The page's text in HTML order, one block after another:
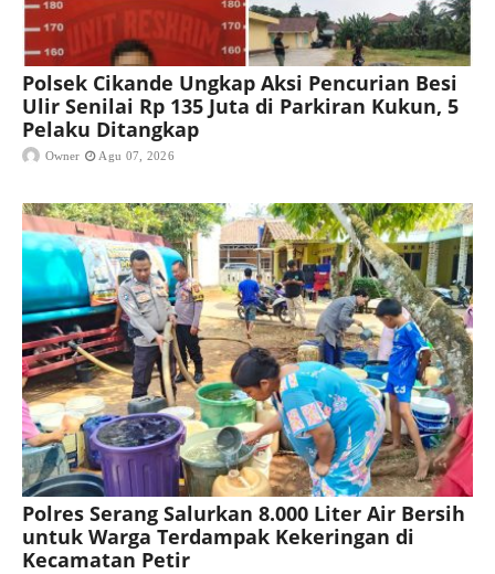
Polsek Cikande Ungkap Aksi Pencurian Besi
Ulir Senilai Rp 135 Juta di Parkiran Kukun, 5
Pelaku Ditangkap
Owner Agu 07, 2026
Polres Serang Salurkan 8.000 Liter Air Bersih
untuk Warga Terdampak Kekeringan di
Kecamatan Petir